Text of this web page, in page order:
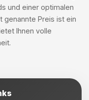
und einer optimalen
genannte Preis ist ein
Ihnen volle